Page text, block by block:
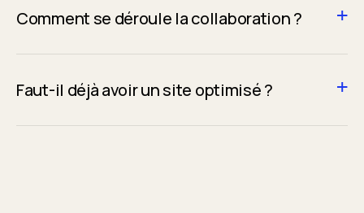
Comment se déroule la collaboration ?
Faut-il déjà avoir un site optimisé ?